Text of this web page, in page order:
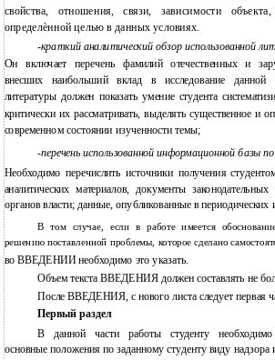
свойства, отношения, связи, зависимости
определѐнной целью в данных условиях.
-краткий аналитический обзор использованной
Он включает перечень фамилий отечественных и
внесших наибольший вклад в исследование
литературы должен показать умение студента
критически их рассматривать, выделять существенное и
современном состоянии изученности темы;
-перечень использованной информационной базы
Необходимо перечислить источники получения
аналитических материалов, документы
органов власти; данные, опубликованные в периодических
В том случае, если в работе имеется
решению поставленной проблемы, которое сделано
во ВВЕДЕНИИ необходимо это указать.
Объем текста ВВЕДЕНИЯ должен составлять не
После ВВЕДЕНИЯ, с нового листа следует первая
Первый раздел
В данной части работы студенту необходимо
основные положения по заданному студенту виду надзора